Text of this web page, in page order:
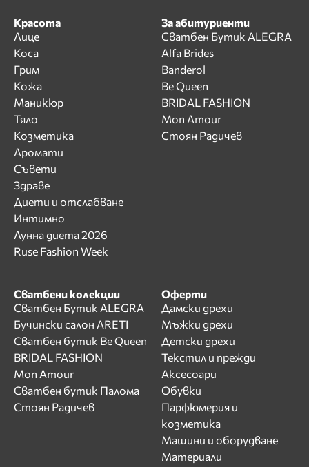
Красота
Лице
Коса
Грим
Кожа
Маникюр
Тяло
Козметика
Аромати
Съвети
Здраве
Диети и отслабване
Интимно
Лунна диета 2026
Ruse Fashion Week
За абитуриенти
Сватбен Бутик ALEGRA
Alfa Brides
Banderol
Be Queen
BRIDAL FASHION
Mon Amour
Стоян Радичев
Сватбени колекции
Сватбен Бутик ALEGRA
Бучински салон ARETI
Сватбен бутик Be Queen
BRIDAL FASHION
Mon Amour
Сватбен бутик Палома
Стоян Радичев
Оферти
Дамски дрехи
Мъжки дрехи
Детски дрехи
Текстил и прежди
Аксесоари
Обувки
Парфюмерия и
козметика
Машини и оборудване
Материали